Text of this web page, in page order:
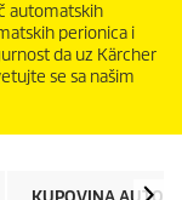
automatskih
perionica i
da uz Kärcher
se sa našim